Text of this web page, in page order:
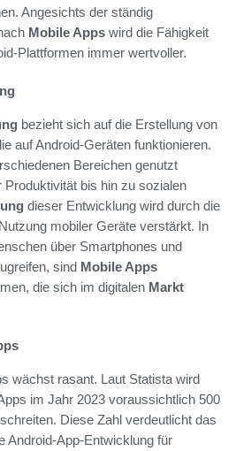
Angesichts der ständig
Mobile Apps wird die Fähigkeit
Plattformen immer wertvoller.
bezieht sich auf die Erstellung von
auf Android-Geräten funktionieren.
Bereichen genutzt
Produktivität bis hin zu sozialen
dieser Entwicklung wird durch die
mobiler Geräte verstärkt. In
über Smartphones und
sind Mobile Apps
die sich im digitalen Markt
wächst rasant. Laut Statista wird
im Jahr 2023 voraussichtlich 500
Diese Zahl verdeutlicht das
Android-App-Entwicklung für